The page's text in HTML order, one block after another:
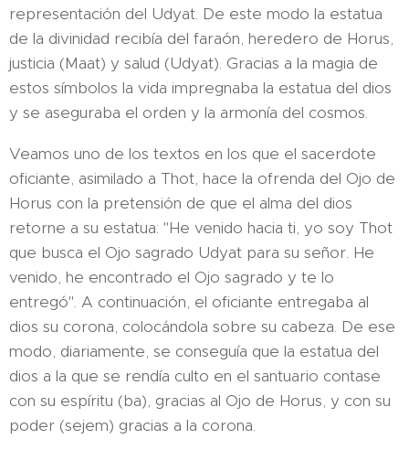
representación del Udyat. De este modo la estatua
de la divinidad recibía del faraón, heredero de Horus,
justicia (Maat) y salud (Udyat). Gracias a la magia de
estos símbolos la vida impregnaba la estatua del dios
y se aseguraba el orden y la armonía del cosmos.
Veamos uno de los textos en los que el sacerdote
oficiante, asimilado a Thot, hace la ofrenda del Ojo de
Horus con la pretensión de que el alma del dios
retorne a su estatua: "He venido hacia ti, yo soy Thot
que busca el Ojo sagrado Udyat para su señor. He
venido, he encontrado el Ojo sagrado y te lo
entregó". A continuación, el oficiante entregaba al
dios su corona, colocándola sobre su cabeza. De ese
modo, diariamente, se conseguía que la estatua del
dios a la que se rendía culto en el santuario contase
con su espíritu (ba), gracias al Ojo de Horus, y con su
poder (sejem) gracias a la corona.